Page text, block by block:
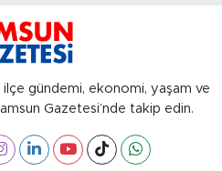
ilçe gündemi, ekonomi, yaşam ve
Gazetesi’nde takip edin.